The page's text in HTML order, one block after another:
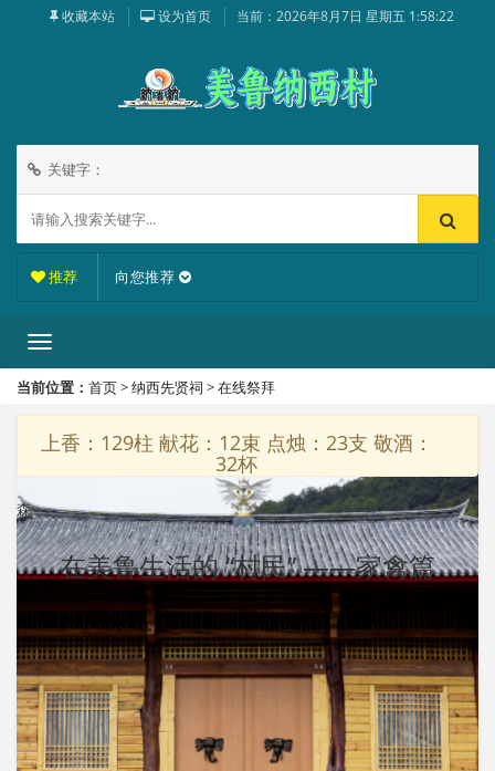
收藏本站 设为首页 当前： 2026年8月7日 星期五 1:58:22
关键字：
推荐 向您推荐
当前位置： 首页>纳西先贤祠 >在线祭拜
上香：129柱 献花：12束 点烛：23支 敬酒：
32杯
森
在美鲁生活的 “村民” ——家禽篇